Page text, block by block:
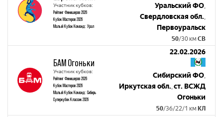
Участник кубков:
Рейтинг Финишеров 2026
Кубок Мастеров 2026
Малый Кубок Команд: Урал
Уральский ФО,
Свердловская обл.,
Первоуральск
50/30 км СВ
БАМ Огоньки
Участник кубков:
Рейтинг Финишеров 2026
Кубок Мастеров 2026
Малый Кубок Команд: Сибирь
Суперкубок Классик 2026
22.02.2026
Сибирский ФО,
Иркутская обл.,ст. ВСЖД
Огоньки
50/36/22/1 км КЛ